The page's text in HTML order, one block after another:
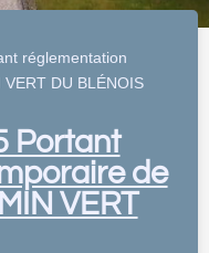
réglementation
DU BLÉNOIS
Portant
de
VERT